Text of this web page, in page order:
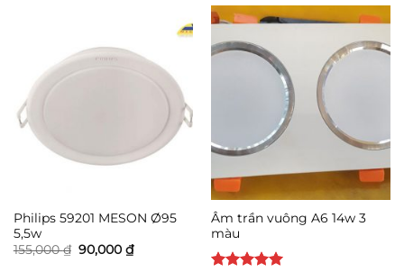
350,000 ₫.
Philips 59201 MESON Ø95
5,5w
155,000₫ Giá
gốc
90,000 ₫Giá
hiện
Âm trần vuông A6 14w 3
màu